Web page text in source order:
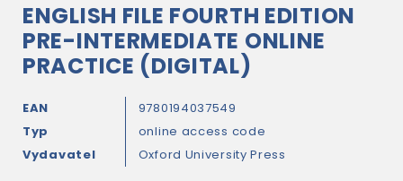
ENGLISH FILE FOURTH EDITION
PRE-INTERMEDIATE ONLINE
PRACTICE (DIGITAL)
EAN
9780194037549
Typ
online access code
Vydavatel
Oxford University Press